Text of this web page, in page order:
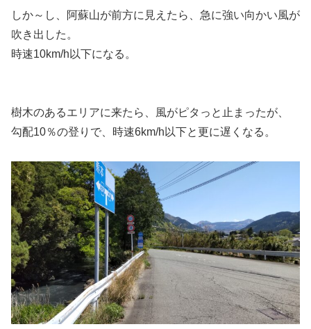
しか～し、阿蘇山が前方に見えたら、急に強い向かい風が
吹き出した。
時速10km/h以下になる。
樹木のあるエリアに来たら、風がピタっと止まったが、
勾配10％の登りで、時速6km/h以下と更に遅くなる。